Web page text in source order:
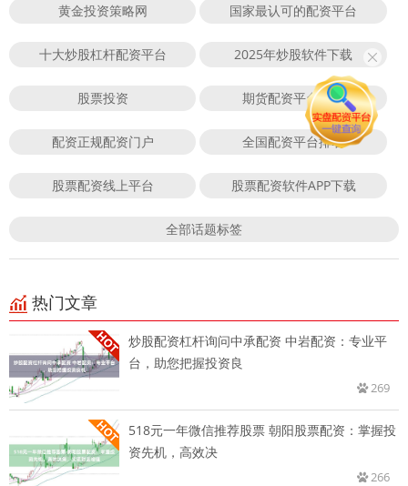
黄金投资策略网 国家最认可的配资平台
十大炒股杠杆配资平台 2025年炒股软件下载
股票投资 期货配资平台门户
配资正规配资门户 全国配资平台排名
股票配资线上平台 股票配资软件APP下载
全部话题标签
热门文章
炒股配资杠杆询问中承配资 中岩配资：专业平
台，助您把握投资良
269
518元一年微信推荐股票 朝阳股票配资：掌握投
资先机，高效决
266